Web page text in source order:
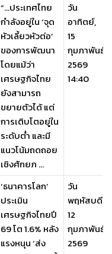
“…ประเทศไทย
กำลังอยู่ใน ‘จุด
หัวเลี้ยวหัวต่อ’
ของการพัฒนา
โดยแม้ว่า
เศรษฐกิจไทย
ยังสามารถ
ขยายตัวได้ แต่
การเติบโตอยู่ใน
ระดับต่ำ และมี
แนวโน้มถดถอย
เชิงศักยภ ...
วัน
อาทิตย์,
15
กุมภาพันธ์
2569
14:40
‘ธนาคารโลก’
ประเมิน
เศรษฐกิจไทยปี
69 โต 1.6% หลัง
แรงหนุน ‘ส่ง
วัน
พฤหัสบดี,
12
กุมภาพันธ์
2569